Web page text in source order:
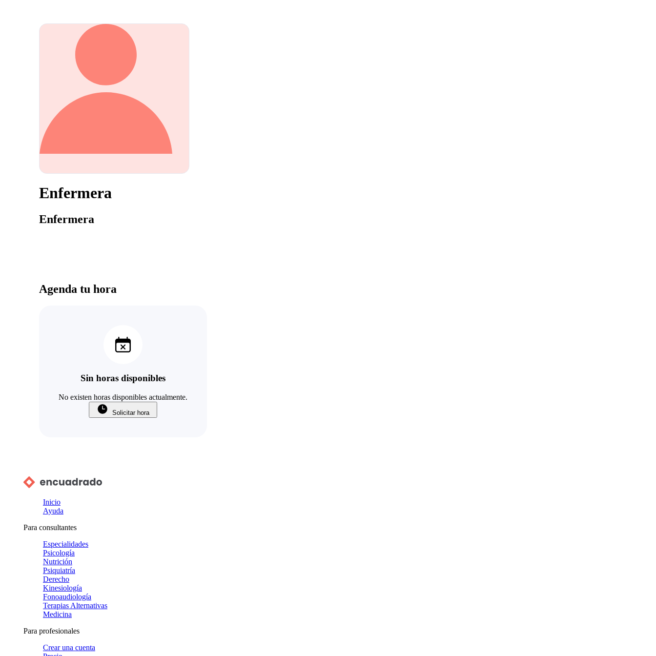
Enfermera
Enfermera
Agenda tu hora
Sin horas disponibles
No existen horas disponibles actualmente.
Solicitar hora
Inicio
Ayuda
Para consultantes
Especialidades
Psicología
Nutrición
Psiquiatría
Derecho
Kinesiología
Fonoaudiología
Terapias Alternativas
Medicina
Para profesionales
Crear una cuenta